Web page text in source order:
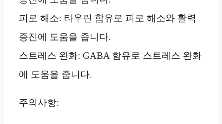
피로 해소: 타우린 함유로 피로 해소와 활력
증진에 도움을 줍니다.
스트레스 완화: GABA 함유로 스트레스 완화
에 도움을 줍니다.
주의사항: